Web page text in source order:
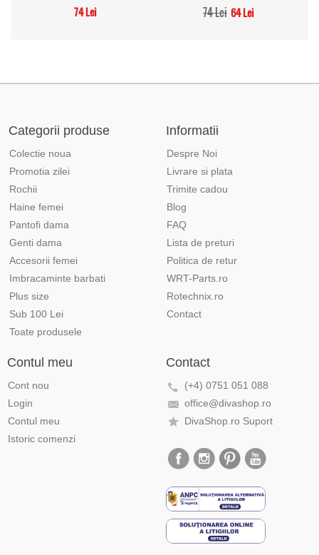
74 Lei
74 Lei 64 Lei
Categorii produse
Colectie noua
Promotia zilei
Rochii
Haine femei
Pantofi dama
Genti dama
Accesorii femei
Imbracaminte barbati
Plus size
Sub 100 Lei
Toate produsele
Informatii
Despre Noi
Livrare si plata
Trimite cadou
Blog
FAQ
Lista de preturi
Politica de retur
WRT-Parts.ro
Rotechnix.ro
Contact
Contul meu
Cont nou
Login
Contul meu
Istoric comenzi
Contact
(+4) 0751 051 088
office@divashop.ro
DivaShop.ro Suport